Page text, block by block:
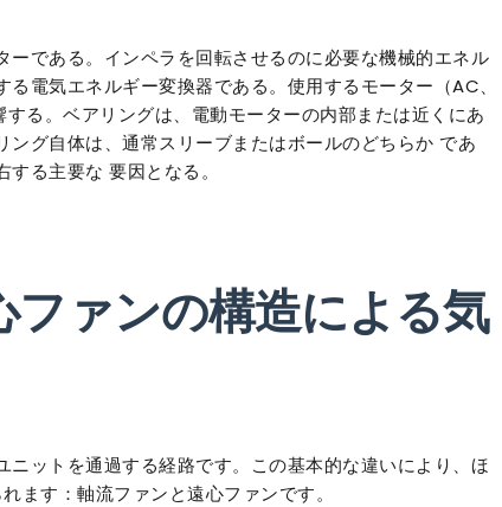
である。インペラを回転させるのに必要な機械的エネル
電気エネルギー変換器である。使用するモーター（AC、
る。ベアリングは、電動モーターの内部または近くにあ
ング自体は、通常スリーブまたはボールのどちらか であ
る主要な 要因となる。
ファンの構造による気
ットを通過する経路です。この基本的な違いにより、ほ
ます：軸流ファンと遠心ファンです。